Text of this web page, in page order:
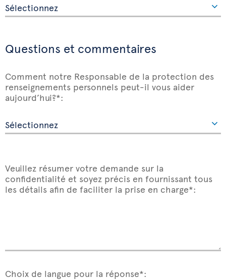
Questions et commentaires
Comment notre Responsable de la protection des
renseignements personnels peut-il vous aider
aujourd’hui?*:
Veuillez résumer votre demande sur la
confidentialité et soyez précis en fournissant tous
les détails afin de faciliter la prise en charge*:
Choix de langue pour la réponse*: